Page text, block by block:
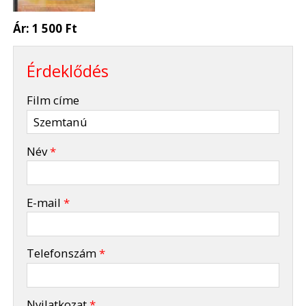
Ár:1 500 Ft
Érdeklődés
Film címe
Név*
E-mail*
Telefonszám*